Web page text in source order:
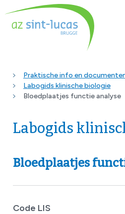
Praktische info en
Labogids klinische biologie
Bloedplaatjes functie analyse
Labogids
Bloedplaatjes
Code LIS